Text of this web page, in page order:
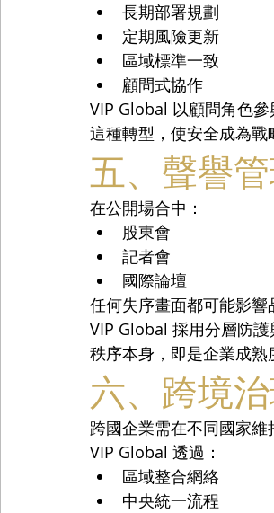
長期部署規劃
定期風險更新
區域標準一致
顧問式協作
VIP Global 以顧問角色
這種轉型，使安全成為戰
五、聲譽
在公開場合中：
股東會
記者會
國際論壇
任何失序畫面都可能影響
VIP Global 採用分層防
秩序本身，即是企業成熟
六、跨境
跨國企業需在不同國家維
VIP Global 透過：
區域整合網絡
中央統一流程